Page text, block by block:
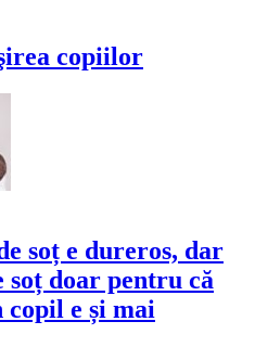
copiilor
soț e dureros, dar
soț doar pentru că
copil e și mai